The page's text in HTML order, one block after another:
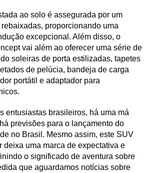
ao solo é assegurada por um
proporcionando uma
excepcional. Além disso, o
vai além ao oferecer uma série de
soleiras de porta estilizadas, tapetes
de pelúcia, bandeja de carga
portátil e adaptador para
entusiastas brasileiros, há uma má
previsões para o lançamento do
no Brasil. Mesmo assim, este SUV
deixa uma marca de expectativa e
o significado de aventura sobre
que aguardamos notícias sobre